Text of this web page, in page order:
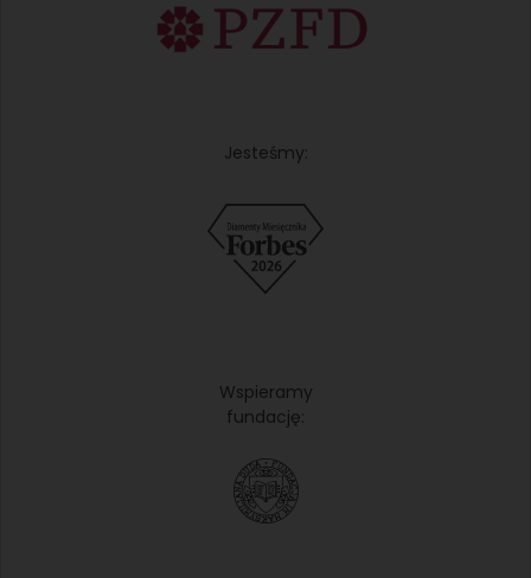
Jesteśmy:
Wspieramy
fundację: